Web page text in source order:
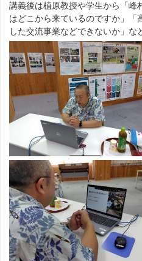
講義後は植原教授や学生から「峰
はどこから来ているのですか」「
した交流事業などできないか」な